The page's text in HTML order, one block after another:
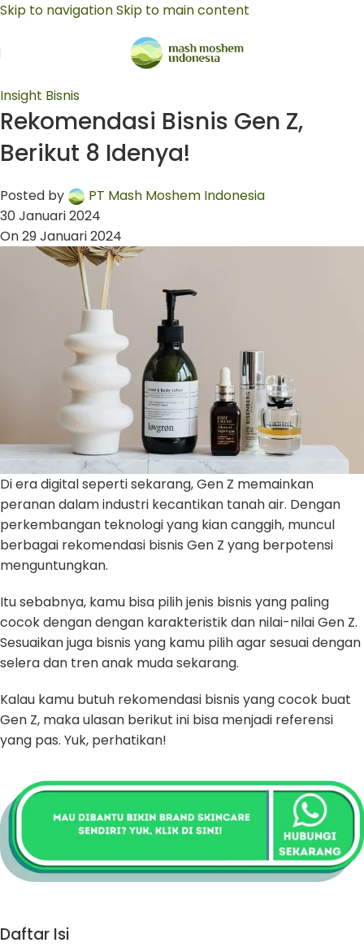
Skip to navigationSkip to main content
Insight Bisnis
Rekomendasi Bisnis Gen Z,
Berikut 8 Idenya!
Posted by
PT Mash Moshem Indonesia
30 Januari 2024
On 29 Januari 2024
Di era digital seperti sekarang, Gen Z memainkan
peranan dalam industri kecantikan tanah air. Dengan
perkembangan teknologi yang kian canggih, muncul
berbagai rekomendasi bisnis Gen Z yang berpotensi
menguntungkan.
Itu sebabnya, kamu bisa pilih jenis bisnis yang paling
cocok dengan dengan karakteristik dan nilai-nilai Gen Z.
Sesuaikan juga bisnis yang kamu pilih agar sesuai dengan
selera dan tren anak muda sekarang.
Kalau kamu butuh rekomendasi bisnis yang cocok buat
Gen Z, maka ulasan berikut ini bisa menjadi referensi
yang pas. Yuk, perhatikan!
Daftar Isi